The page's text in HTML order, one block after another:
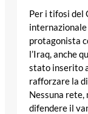
Per i tifosi del
protagonista
l’Iraq, anche
stato inserito
rafforzare la
Nessuna rete,
difendere il